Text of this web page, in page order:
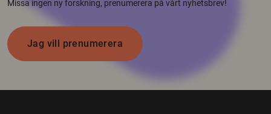
Missa ingen ny forskning, prenumerera på vårt nyhetsbrev!
Jag vill prenumerera